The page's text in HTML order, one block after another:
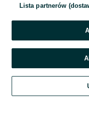
Szukaj Obserwujesz
Lista partnerów